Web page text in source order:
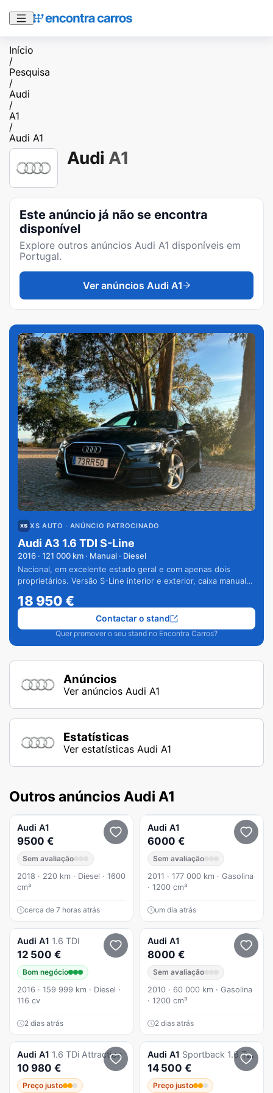
Início
/
Pesquisa
/
Audi
/
A1
/
Audi A1
Audi A1
Este anúncio já não se encontra
disponível
Explore outros anúncios Audi A1 disponíveis em
Portugal.
Ver anúncios Audi A1
XS AUTO · ANÚNCIO PATROCINADO
Audi A3 1.6 TDI S-Line
2016 · 121 000 km · Manual · Diesel
Nacional, em excelente estado geral e com apenas dois
proprietários. Versão S-Line interior e exterior, caixa manual
18 950€
Quer promover o seu stand no Encontra Carros?
Contactar o stand
Anúncios
Ver anúncios Audi A1
Estatísticas
Ver estatísticas Audi A1
Outros anúncios Audi A1
Audi A1
9500 €
Sem avaliação
2018 · 220 km · Diesel · 1600
cm³
cerca de 7 horas atrás
Audi A1
6000 €
Sem avaliação
2011 · 177 000 km · Gasolina
· 1200 cm³
um dia atrás
Audi A1 1.6 TDI
12 500 €
Bom negócio
2016 · 159 999 km · Diesel ·
116 cv
2 dias atrás
Audi A1
8000 €
Sem avaliação
2010 · 60 000 km · Gasolina
· 1200 cm³
2 dias atrás
Audi A1 1.6 TDi Attraction
10 980 €
Preço justo
Audi A1 Sportback 1.6 TDI S tronic
14 500 €
Preço justo